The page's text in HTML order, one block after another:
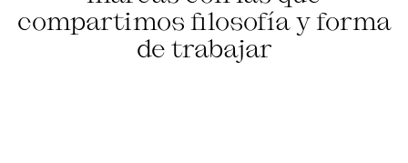
compartimos filosofía y forma
de trabajar